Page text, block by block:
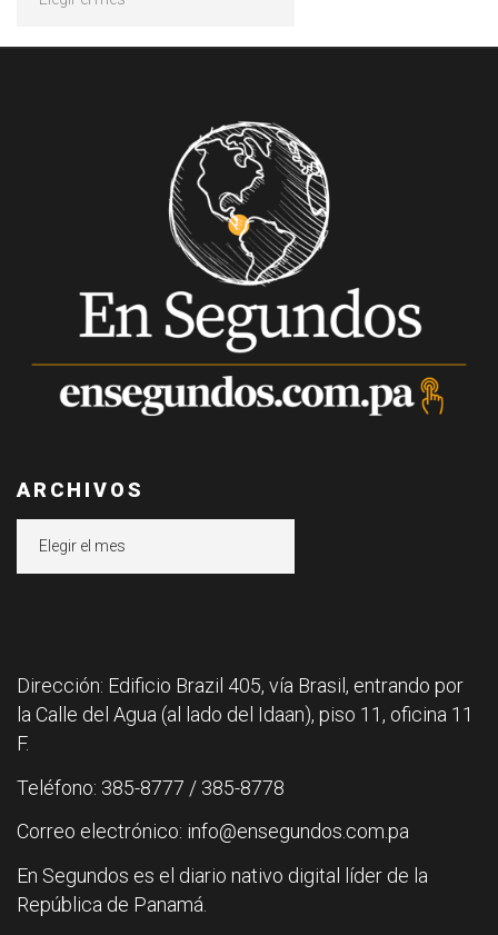
ARCHIVOS
Dirección: Edificio Brazil 405, vía Brasil, entrando por
la Calle del Agua (al lado del Idaan), piso 11, oficina 11
F.
Teléfono: 385-8777 / 385-8778
Correo electrónico: info@ensegundos.com.pa
En Segundos es el diario nativo digital líder de la
República de Panamá.